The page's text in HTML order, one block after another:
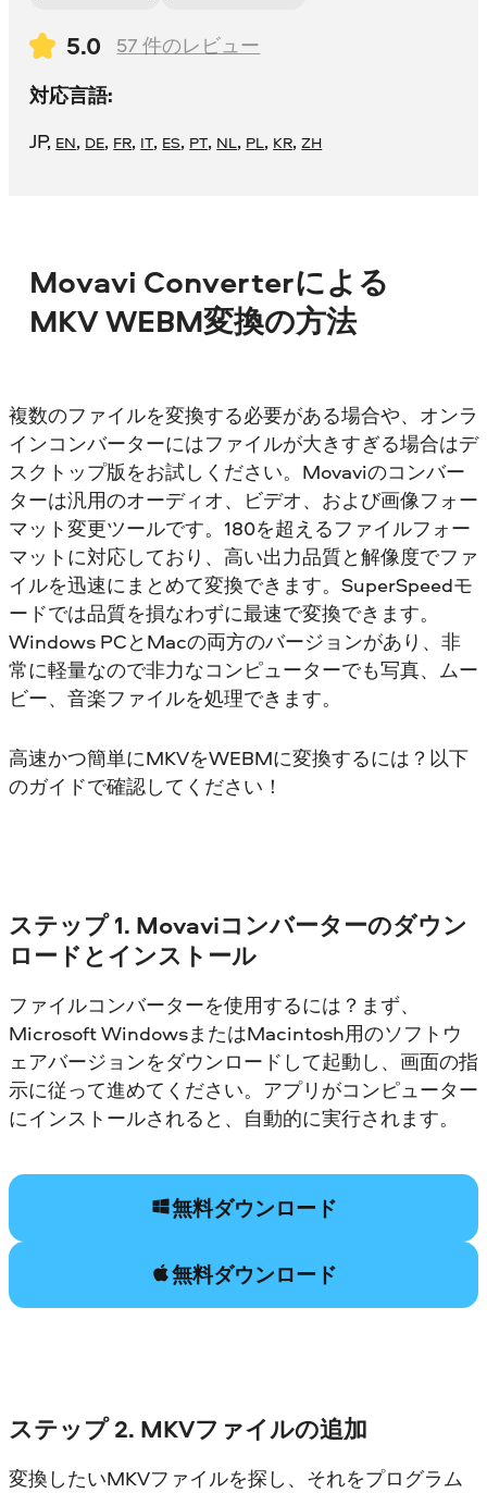
5.0 57 件のレビュー
対応言語:
JP, EN, DE, FR, IT, ES, PT, NL, PL, KR,ZH
Movavi Converterによる
MKV WEBM変換の方法
複数のファイルを変換する必要がある場合や、オンラ
インコンバーターにはファイルが大きすぎる場合はデ
スクトップ版をお試しください。Movaviのコンバー
ターは汎用のオーディオ、ビデオ、および画像フォー
マット変更ツールです。180を超えるファイルフォー
マットに対応しており、高い出力品質と解像度でファ
イルを迅速にまとめて変換できます。SuperSpeedモ
ードでは品質を損なわずに最速で変換できます。
Windows PCとMacの両方のバージョンがあり、非
常に軽量なので非力なコンピューターでも写真、ムー
ビー、音楽ファイルを処理できます。
高速かつ簡単にMKVをWEBMに変換するには？以下
のガイドで確認してください！
ステップ 1. Movaviコンバーターのダウン
ロードとインストール
ファイルコンバーターを使用するには？まず、
Microsoft WindowsまたはMacintosh用のソフトウ
ェアバージョンをダウンロードして起動し、画面の指
示に従って進めてください。アプリがコンピューター
にインストールされると、自動的に実行されます。
無料ダウンロード
無料ダウンロード
ステップ 2. MKVファイルの追加
変換したいMKVファイルを探し、それをプログラム